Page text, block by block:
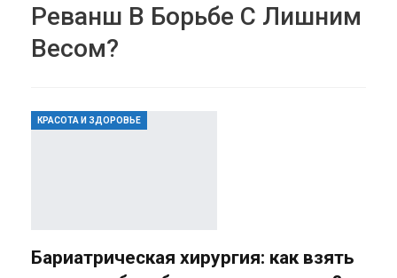
Реванш В Борьбе С Лишним
Весом?
КРАСОТА И ЗДОРОВЬЕ
Бариатрическая хирургия: как взять